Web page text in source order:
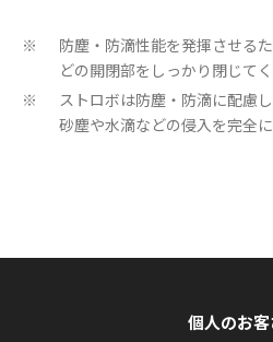
※
防塵・防滴性能を発揮させる
どの開閉部をしっかり閉じてく
※
ストロボは防塵・防滴に配慮
砂塵や水滴などの侵入を完全
個人のお客